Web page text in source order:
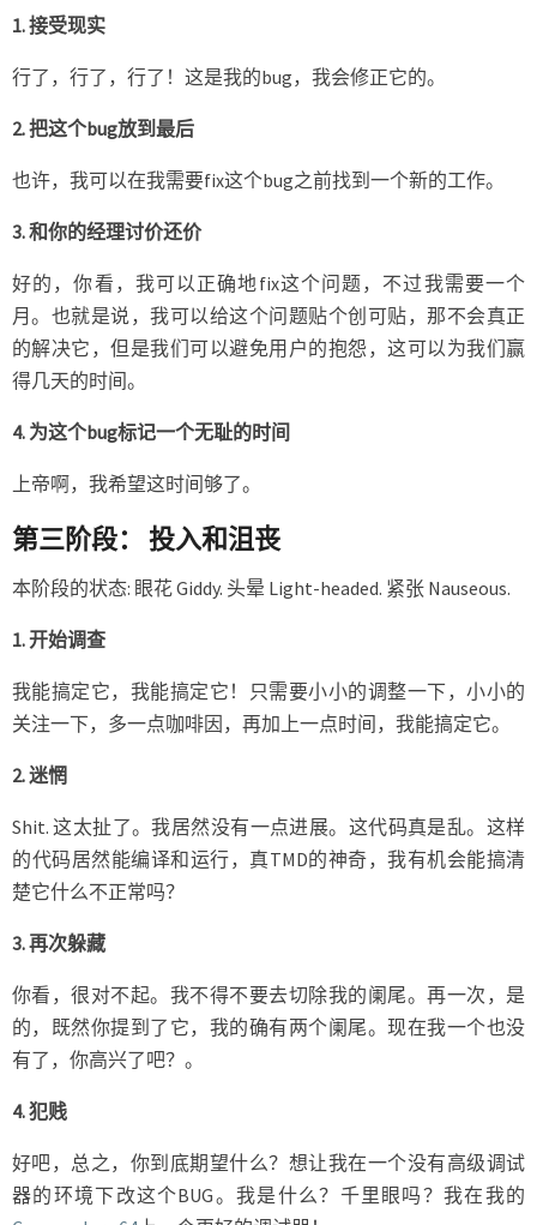
1. 接受现实
行了，行了，行了！这是我的bug，我会修正它的。
2. 把这个bug放到最后
也许，我可以在我需要fix这个bug之前找到一个新的工作。
3. 和你的经理讨价还价
好的，你看，我可以正确地fix这个问题，不过我需要一个
月。也就是说，我可以给这个问题贴个创可贴，那不会真正
的解决它，但是我们可以避免用户的抱怨，这可以为我们赢
得几天的时间。
4. 为这个bug标记一个无耻的时间
上帝啊，我希望这时间够了。
第三阶段： 投入和沮丧
本阶段的状态: 眼花 Giddy. 头晕 Light-headed. 紧张 Nauseous.
1. 开始调查
我能搞定它，我能搞定它！只需要小小的调整一下，小小的
关注一下，多一点咖啡因，再加上一点时间，我能搞定它。
2. 迷惘
Shit. 这太扯了。我居然没有一点进展。这代码真是乱。这样
的代码居然能编译和运行，真TMD的神奇，我有机会能搞清
楚它什么不正常吗？
3. 再次躲藏
你看，很对不起。我不得不要去切除我的阑尾。再一次，是
的，既然你提到了它，我的确有两个阑尾。现在我一个也没
有了，你高兴了吧？。
4. 犯贱
好吧，总之，你到底期望什么？想让我在一个没有高级调试
器的环境下改这个BUG。我是什么？千里眼吗？我在我的